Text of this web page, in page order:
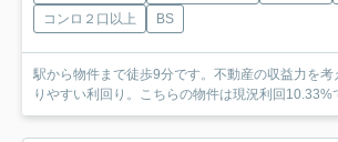
コンロ２口以上
BS
駅から物件まで徒歩9分です。不動産の収益力を考
りやすい利回り。こちらの物件は現況利回10.33%